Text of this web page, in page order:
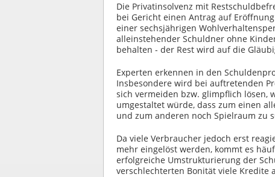
Die Privatinsolvenz mit
bei Gericht einen Antrag auf
einer sechsjährigen
alleinstehender Schuldner ohne
behalten - der Rest wird auf die
Experten erkennen in den
Insbesondere wird bei auftretenden
sich vermeiden bzw. glimpflich lösen,
umgestaltet würde, dass zum einen
und zum anderen noch Spielraum zu
Da viele Verbraucher jedoch erst
mehr eingelöst werden, kommt es
erfolgreiche Umstrukturierung der
verschlechterten Bonität viele